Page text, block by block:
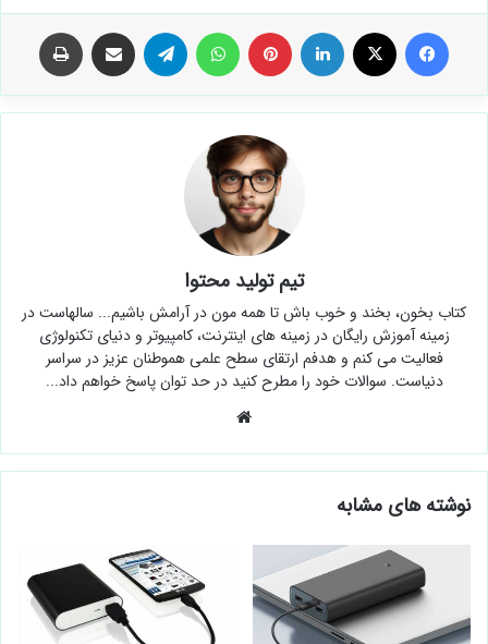
فیس بوک لینکدین ‫پین‌ترست تلگرام اشتراک گذاری از طریق ایمیل
تیم تولید محتوا
کتاب بخون، بخند و خوب باش تا همه مون در آرامش باشیم... سالهاست در
زمینه آموزش رایگان در زمینه های اینترنت، کامپیوتر و دنیای تکنولوژی
فعالیت می کنم و هدفم ارتقای سطح علمی هموطنان عزیز در سراسر
دنیاست. سوالات خود را مطرح کنید در حد توان پاسخ خواهم داد...
نوشته های مشابه